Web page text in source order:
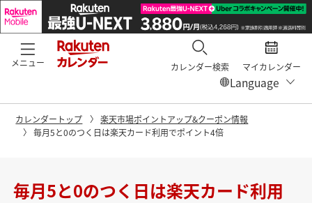
メニュー カレンダー検索 マイカレンダー
カレンダートップ
楽天市場ポイントアップ&クーポン情報
毎月5と0のつく日は楽天カード利用でポイント4倍
毎月5と0のつく日は楽天カード利用